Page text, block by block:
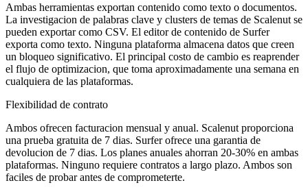
Ambas herramientas exportan contenido como texto o documentos.
La investigacion de palabras clave y clusters de temas de Scalenut se
pueden exportar como CSV. El editor de contenido de Surfer
exporta como texto. Ninguna plataforma almacena datos que creen
un bloqueo significativo. El principal costo de cambio es reaprender
el flujo de optimizacion, que toma aproximadamente una semana en
cualquiera de las plataformas.
Flexibilidad de contrato
Ambos ofrecen facturacion mensual y anual. Scalenut proporciona
una prueba gratuita de 7 dias. Surfer ofrece una garantia de
devolucion de 7 dias. Los planes anuales ahorran 20-30% en ambas
plataformas. Ninguno requiere contratos a largo plazo. Ambos son
faciles de probar antes de comprometerte.